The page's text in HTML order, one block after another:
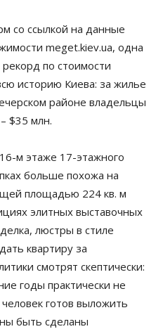
со ссылкой на данные
meget.kiev.ua, одна
по стоимости
историю Киева: за жилье
районе владельцы
$35 млн.
м этаже 17-этажного
больше похожа на
площадью 224 кв. м
элитных выставочных
люстры в стиле
квартиру за
смотрят скептически:
годы практически не
готов выложить
быть сделаны